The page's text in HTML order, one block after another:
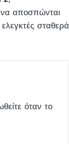
να αποσπώνται
σταθερά
όταν το